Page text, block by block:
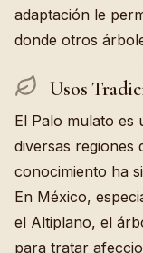
adaptación le
donde otros
Usos
El Palo mulato es
diversas regiones
conocimiento ha
En México,
el Altiplano, el
para tratar